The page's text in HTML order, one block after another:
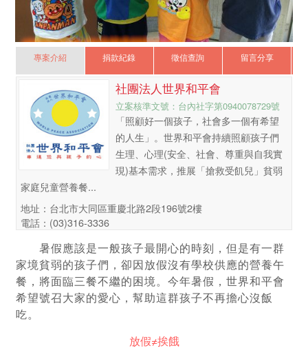
專案介紹 捐款紀錄 徵信查詢 留言分享
社團法人世界和平會
立案核準文號：台內社字第0940078729號
「照顧好一個孩子，社會多一個有希望
的人生」。世界和平會持續照顧孩子們
生理、心理(安全、社會、尊重與自我實
現)基本需求，推展「搶救受飢兒」貧弱
家庭兒童營養餐...
地址：台北市大同區重慶北路2段196號2樓
電話：(03)316-3336
暑假應該是一般孩子最開心的時刻，但是有一群
家境貧弱的孩子們，卻因放假沒有學校供應的營養午
餐，將面臨三餐不繼的困境。今年暑假，世界和平會
希望號召大家的愛心，幫助這群孩子不再擔心沒飯
吃。
放假≠挨餓